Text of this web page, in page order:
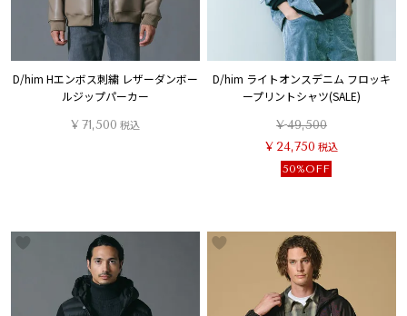
D/him Hエンボス刺繍 レザーダンボー
ルジップパーカー
¥71,500 税込
D/him ライトオンスデニム フロッキ
ープリントシャツ(SALE)
¥49,500
¥24,750 税込
50%OFF